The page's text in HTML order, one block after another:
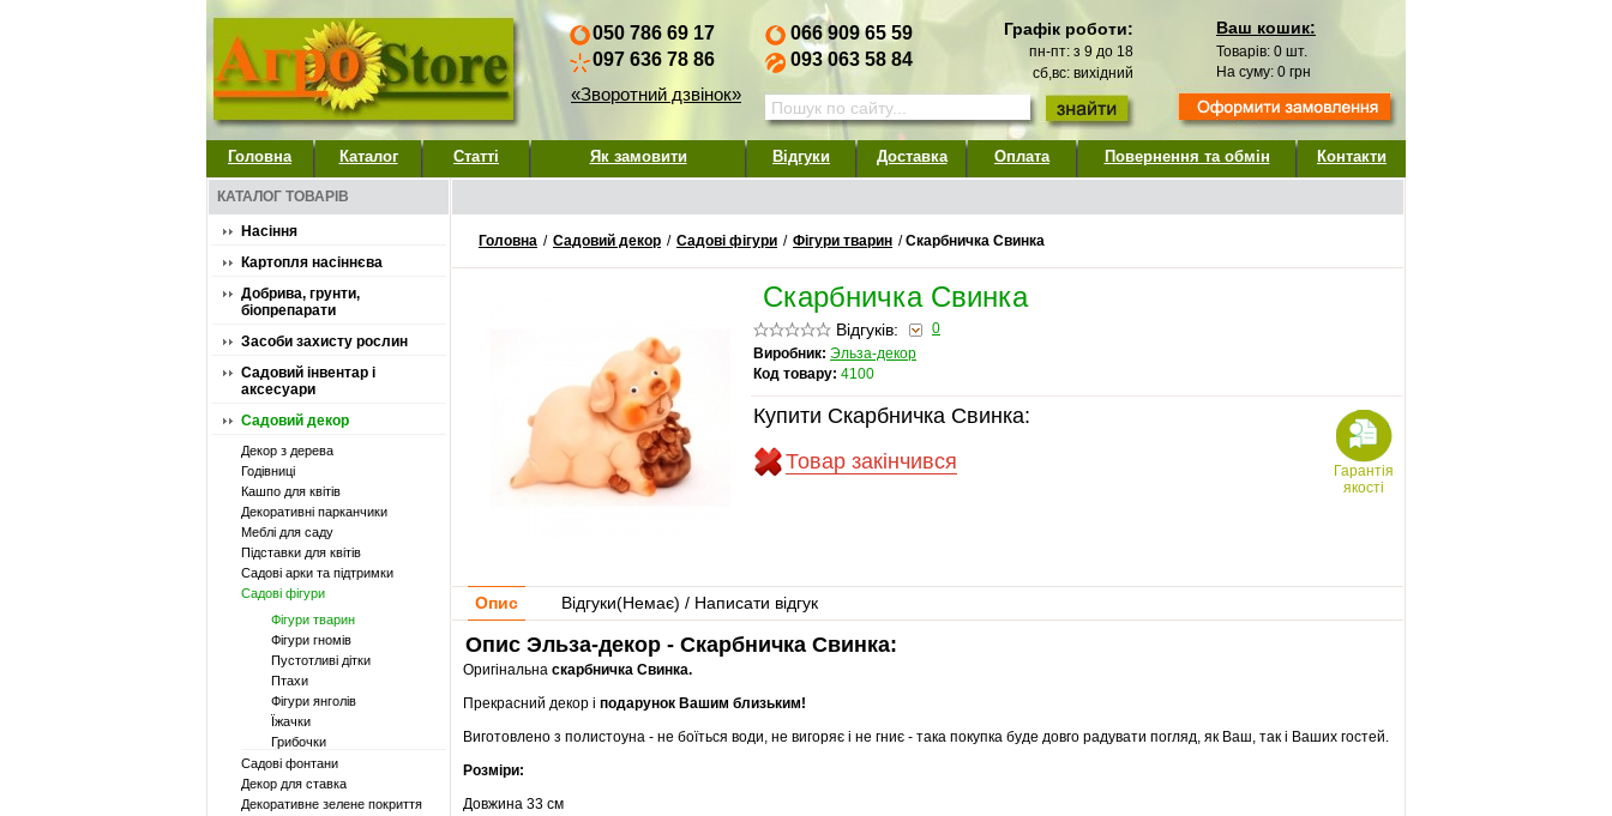
050 786 69 17
097 636 78 86
«Зворотний дзвінок»
066 909 65 59
093 063 58 84
Графік роботи:
пн-пт: з 9 до 18
сб,вс: вихідний
Ваш кошик:
Товарів: 0 шт.
На суму: 0 грн
Головна Каталог Статті Як замовити Відгуки Доставка Оплата Повернення та обмін Контакти
КАТАЛОГ ТОВАРІВ
Насіння
Картопля насіннєва
Добрива, грунти,
біопрепарати
Засоби захисту рослин
Садовий інвентар і
аксесуари
Садовий декор
Декор з дерева
Годівниці
Кашпо для квітів
Декоративні парканчики
Меблі для саду
Підставки для квітів
Садові арки та підтримки
Садові фігури
Фігури тварин
Фігури гномів
Пустотливі дітки
Птахи
Фігури янголів
Їжачки
Грибочки
Садові фонтани
Декор для ставка
Декоративне зелене покриття
Головна / Садовий декор / Садові фігури / Фігури тварин /Скарбничка Свинка
Скарбничка Свинка
Відгуків:
0
Виробник: Эльза-декор
Код товару: 4100
Купити Скарбничка Свинка:
Товар закінчився
Гарантія
якості
Опис Відгуки(Немає) / Написати відгук
Опис Эльза-декор - Скарбничка Свинка:
Оригінальна скарбничка Свинка.
Прекрасний декор і подарунок Вашим близьким!
Виготовлено з полистоуна - не боїться води, не вигоряє і не гниє - така покупка буде довго радувати погляд, як Ваш, так і Ваших гостей.
Розміри:
Довжина 33 см